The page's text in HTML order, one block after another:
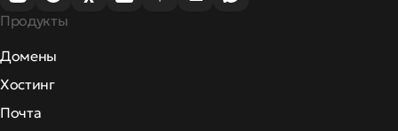
Продукты
Домены
Хостинг
Почта